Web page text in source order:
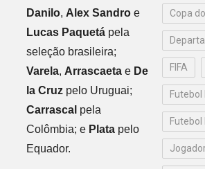
Danilo, Alex Sandroe
Lucas Paquetápela
seleção brasileira;
Varela, Arrascaetae De
la Cruzpelo Uruguai;
Carrascal pela
Colômbia; e Platapelo
Equador.
Copa
FIFA
Futebol
Futebol